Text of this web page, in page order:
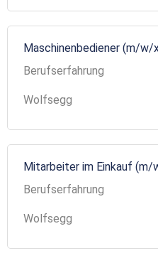
Maschinenbediener (m/w/
Berufserfahrung
Wolfsegg
Mitarbeiter im Einkauf (m/
Berufserfahrung
Wolfsegg